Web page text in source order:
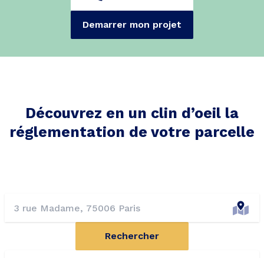
Demarrer mon projet
Découvrez en un clin d’oeil la
réglementation de votre parcelle
Rechercher